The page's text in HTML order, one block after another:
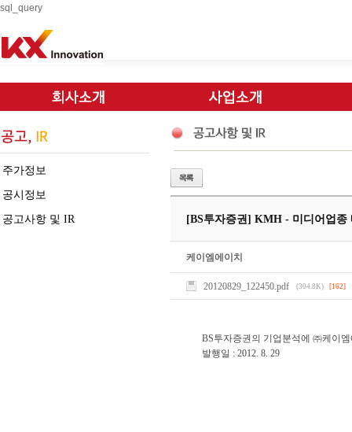
sql_query
주가정보
공시정보
공고사항 및 IR [BS투자증권] KMH - 미디어업종
케이엠에이치
20120829_122450.pdf (304.8K) [162]
BS투자증권의 기업분석에 ㈜케이
발행일 : 2012. 8. 29